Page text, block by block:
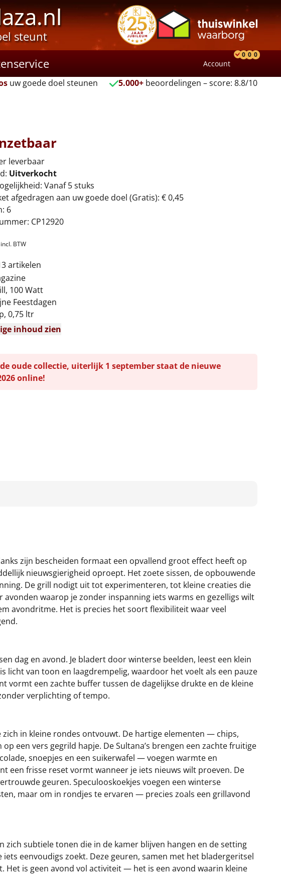
steunt
Account
0 0 0
uw goede doel steunen 5.000+ beoordelingen – score: 8.8/10
leverbaar
Uitverkocht
Vanaf 5 stuks
afgedragen aan uw goede doel (Gratis): € 0,45
6
CP12920
incl. BTW
artikelen
100 Watt
Feestdagen
0,75 ltr
inhoud zien
oude collectie, uiterlijk 1 september staat de nieuwe
online!
zijn bescheiden formaat een opvallend groot effect heeft op
nieuwsgierigheid oproept. Het zoete sissen, de opbouwende
De grill nodigt uit tot experimenteren, tot kleine creaties die
waarop je zonder inspanning iets warms en gezelligs wilt
avondritme. Het is precies het soort flexibiliteit waar veel
dag en avond. Je bladert door winterse beelden, leest een klein
licht van toon en laagdrempelig, waardoor het voelt als een pauze
vormt een zachte buffer tussen de dagelijkse drukte en de kleine
verplichting of tempo.
in kleine rondes ontvouwt. De hartige elementen — chips,
een vers gegrild hapje. De Sultana’s brengen een zachte fruitige
snoepjes en een suikerwafel — voegen warmte en
een frisse reset vormt wanneer je iets nieuws wilt proeven. De
geuren. Speculooskoekjes voegen een winterse
maar om in rondjes te ervaren — precies zoals een grillavond
subtiele tonen die in de kamer blijven hangen en de setting
eenvoudigs zoekt. Deze geuren, samen met het bladergeritsel
Het is geen avond vol activiteit — het is een avond waarin kleine